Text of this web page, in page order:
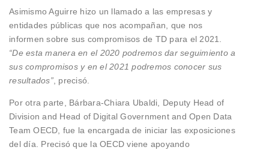
Asimismo Aguirre hizo un llamado a las empresas y
entidades públicas que nos acompañan, que nos
informen sobre sus compromisos de TD para el 2021.
“De esta manera en el 2020 podremos dar seguimiento a
sus compromisos y en el 2021 podremos conocer sus
resultados”, precisó.
Por otra parte, Bárbara-Chiara Ubaldi, Deputy Head of
Division and Head of Digital Government and Open Data
Team OECD, fue la encargada de iniciar las exposiciones
del día. Precisó que la OECD viene apoyando